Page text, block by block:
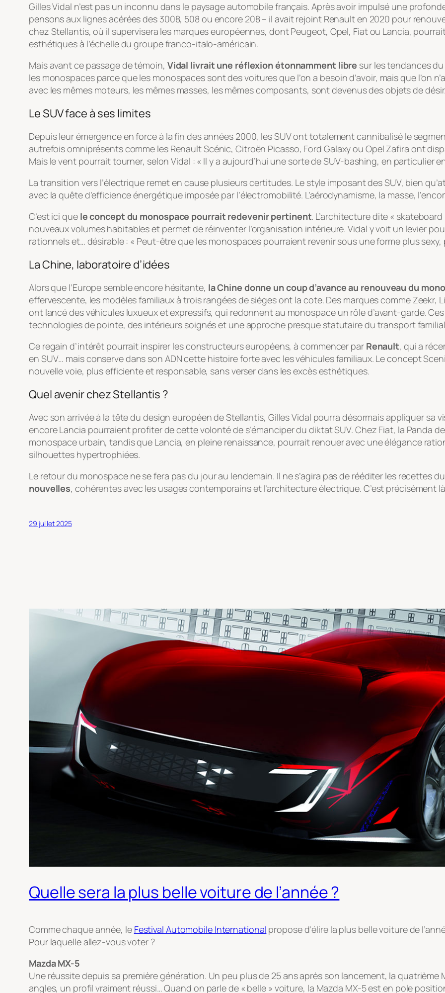
Gilles Vidal n’est pas un inconnu dans le paysage automobile français. Après avoir impulsé une
pensons aux lignes acérées des 3008, 508 ou encore 208 – il avait rejoint Renault en 2020 pour
chez Stellantis, où il supervisera les marques européennes, dont Peugeot, Opel, Fiat ou Lancia,
esthétiques à l’échelle du groupe franco-italo-américain.
Mais avant ce passage de témoin, Vidal livrait une réflexion étonnamment libre sur les tendances
les monospaces parce que les monospaces sont des voitures que l’ona besoind’avoir, mais que l’on
avec les mêmes moteurs, les mêmes masses, les mêmes composants, sont devenus des objets de
Le SUV face à ses limites
Depuis leur émergence en force à la fin des années 2000, les SUV ont totalement cannibalisé le
autrefois omniprésents comme les Renault Scénic, Citroën Picasso, Ford Galaxy ou Opel Zafira ont
Mais le vent pourrait tourner, selon Vidal : « Il y a aujourd’hui une sorte de SUV-bashing, en particulier
La transition vers l’électrique remet en cause plusieurs certitudes. Le style imposant des SUV, bien
avec la quête d’efficience énergétique imposée par l’électromobilité. L’aérodynamisme, la masse,
C’est ici que le concept du monospace pourrait redevenir pertinent. L’architecture dite «
nouveaux volumes habitables et permet de réinventer l’organisation intérieure. Vidal y voit un levier
rationnels et… désirable : « Peut-être que les monospaces pourraient revenir sous une forme plus
La Chine, laboratoire d’idées
Alors que l’Europe semble encore hésitante, la Chine donne un coup d’avance au renouveau du
effervescente, les modèles familiaux à trois rangées de sièges ont la cote. Des marques comme Zeekr,
ont lancé des véhicules luxueux et expressifs, qui redonnent au monospace un rôle d’avant-garde.
technologies de pointe, des intérieurs soignés et une approche presque statutaire du transport
Ce regain d’intérêt pourrait inspirer les constructeurs européens, à commencer par Renault, qui a
en SUV… mais conserve dans son ADN cette histoire forte avec les véhicules familiaux. Le concept
nouvelle voie, plus efficiente et responsable, sans verser dans les excès esthétiques.
Quel avenir chez Stellantis ?
Avec son arrivée à la tête du design européen de Stellantis, Gilles Vidal pourra désormais appliquer sa
encore Lancia pourraient profiter de cette volonté de s’émanciper du diktat SUV. Chez Fiat, la Panda
monospace urbain, tandis que Lancia, en pleine renaissance, pourrait renouer avec une élégance
silhouettes hypertrophiées.
Le retour du monospace ne se fera pas du jour au lendemain. Il ne s’agira pas de rééditer les recettes
nouvelles, cohérentes avec les usages contemporains et l’architecture électrique. C’est précisément
29 juillet 2025
Quelle sera la plus belle voiture de l’année ?
Comme chaque année, le Festival Automobile International propose d’élire la plus belle voiture de
Pour laquelle allez-vous voter ?
Mazda MX-5
Une réussite depuis sa première génération. Un peu plus de 25 ans après son lancement, la quatrième
angles, un profil vraiment réussi… Quand on parle de « belle » voiture, la Mazda MX-5 est en pole